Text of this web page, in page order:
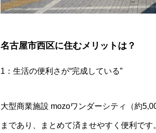
名古屋市西区に住むメリットは？
1：生活の便利さが“完成している”
大型商業施設 mozoワンダーシティ（約
まであり、まとめて済ませやすく便利で